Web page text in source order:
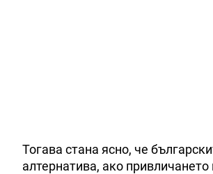
Тогава стана ясно, че
алтернатива, ако